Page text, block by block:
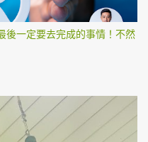
一定要去完成的事情！不然